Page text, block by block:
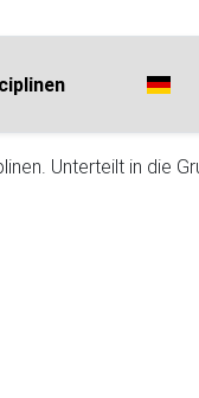
Unterteilt in die